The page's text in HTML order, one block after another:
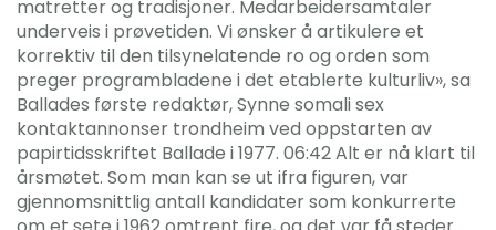
matretter og tradisjoner. Medarbeidersamtaler
underveis i prøvetiden. Vi ønsker å artikulere et
korrektiv til den tilsynelatende ro og orden som
preger programbladene i det etablerte kulturliv», sa
Ballades første redaktør, Synne somali sex
kontaktannonser trondheim ved oppstarten av
papirtidsskriftet Ballade i 1977. 06:42 Alt er nå klart til
årsmøtet. Som man kan se ut ifra figuren, var
gjennomsnittlig antall kandidater som konkurrerte